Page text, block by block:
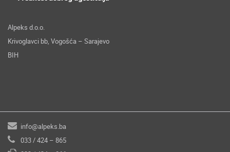
Alpeks d.o.o.
Krivoglavci bb, Vogošća – Sarajevo
BIH
info@alpeks.ba
033 / 424 – 865